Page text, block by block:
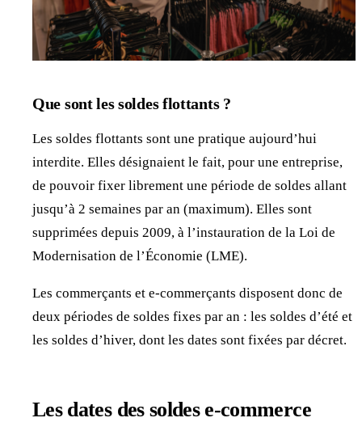
Que sont les soldes flottants ?
Les soldes flottants sont une pratique aujourd’hui
interdite. Elles désignaient le fait, pour une entreprise,
de pouvoir fixer librement une période de soldes allant
jusqu’à 2 semaines par an (maximum). Elles sont
supprimées depuis 2009, à l’instauration de la Loi de
Modernisation de l’Économie (LME).
Les commerçants et e-commerçants disposent donc de
deux périodes de soldes fixes par an : les soldes d’été et
les soldes d’hiver, dont les dates sont fixées par décret.
Les dates des soldes e-commerce